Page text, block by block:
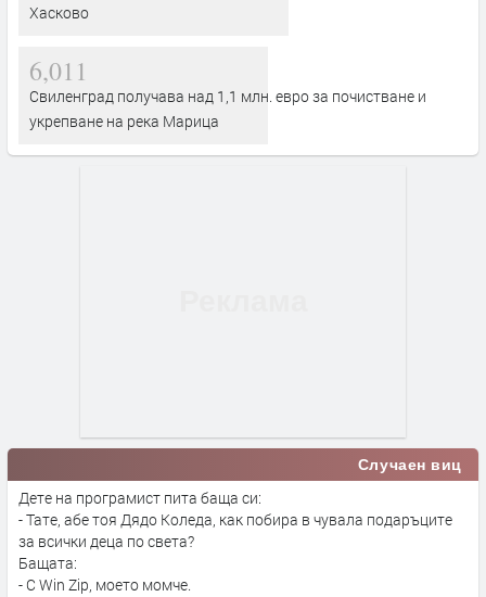
Хасково
6,011
Свиленград получава над 1,1 млн. евро за почистване и
укрепване на река Марица
Случаен виц
Дете на програмист пита баща си:
- Тате, абе тоя Дядо Коледа, как побира в чувала подаръците
за всички деца по света?
Бащата:
- С Win Zip, моето момче.